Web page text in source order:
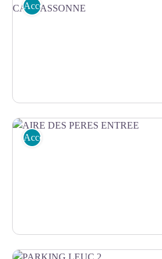
Accommodation
Accommodation